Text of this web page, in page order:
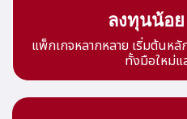
ลงทุนน้อ
แพ็กเกจหลากหลาย เริ่มต้นหลั
ทั้งมือใหม่แ